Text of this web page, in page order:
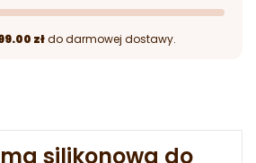
złdo darmowej dostawy.
silikonowa do